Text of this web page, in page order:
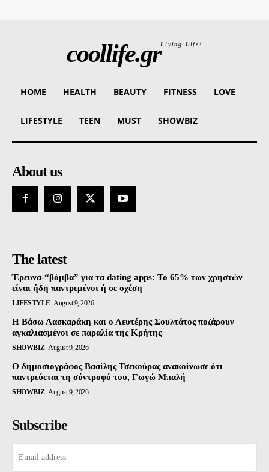
coollife.grLiving Life!
HOME HEALTH BEAUTY FITNESS LOVE
LIFESTYLE TEEN MUST SHOWBIZ
About us
The latest
Έρευνα-“βόμβα” για τα dating apps: Το 65% των χρηστών
είναι ήδη παντρεμένοι ή σε σχέση
LIFESTYLE August 9, 2026
Η Βάσω Λασκαράκη και ο Λευτέρης Σουλτάτος ποζάρουν
αγκαλιασμένοι σε παραλία της Κρήτης
SHOWBIZ August 9, 2026
Ο δημοσιογράφος Βασίλης Τσεκούρας ανακοίνωσε ότι
παντρεύεται τη σύντροφό του, Γωγώ Μπαλή
SHOWBIZ August 9, 2026
Subscribe